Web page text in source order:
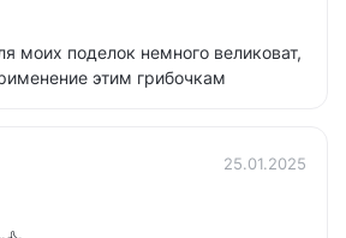
моих поделок немного великоват,
этим грибочкам
25.01.2025